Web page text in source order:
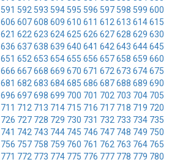
591 592 593 594 595 596 597 598 599 600
606 607608 609 610 611 612 613 614615
621 622 623 624625 626 627628 629 630
636 637638 639 640 641 642 643 644645
651 652 653 654655 656 657658 659 660
666 667668 669 670 671 672 673 674675
681 682 683 684685 686 687688 689 690
696 697698 699 700 701 702 703 704 705
711 712 713 714 715 716 717 718 719 720
726 727 728 729 730 731 732 733 734 735
741 742 743 744 745 746 747 748 749 750
756 757 758 759 760 761 762 763 764 765
771 772 773 774 775 776 777 778 779 780